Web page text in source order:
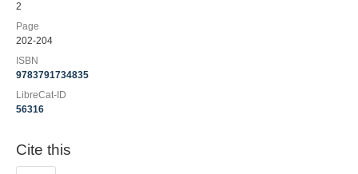
2
Page
202-204
ISBN
9783791734835
LibreCat-ID
56316
Cite this